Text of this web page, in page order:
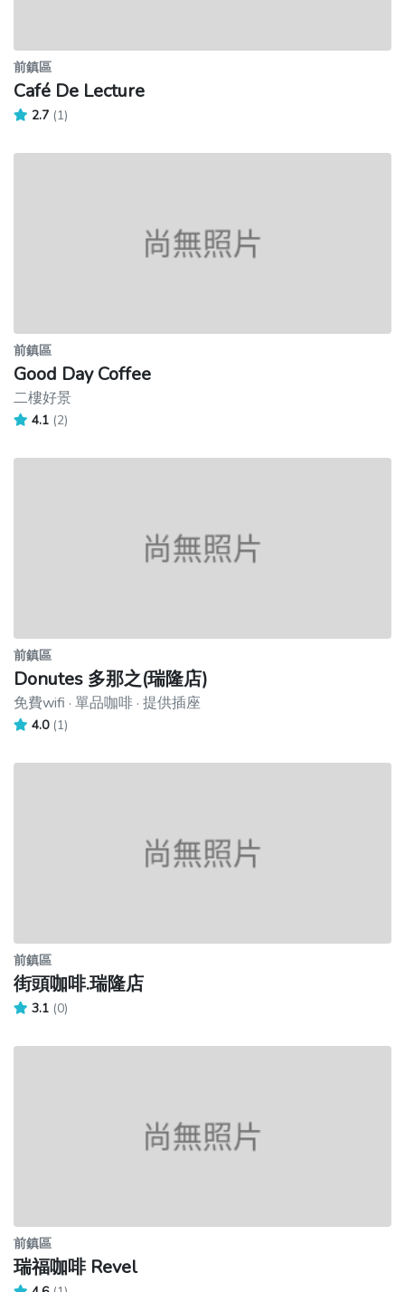
前鎮區
Café De Lecture
2.7 (1)
前鎮區
Good Day Coffee
二樓好景
4.1 (2)
前鎮區
Donutes 多那之(瑞隆店)
免費wifi · 單品咖啡 · 提供插座
4.0 (1)
前鎮區
街頭咖啡.瑞隆店
3.1 (0)
前鎮區
瑞福咖啡 Revel